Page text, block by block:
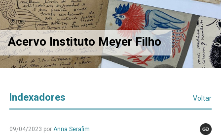
Acervo Instituto Meyer Filho
Indexadores Voltar
09/04/2023 por Anna Serafim